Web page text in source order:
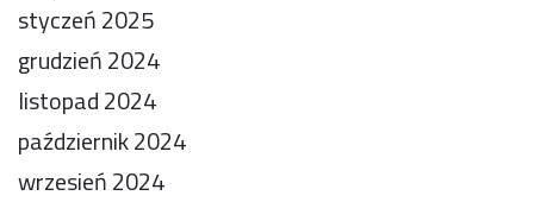
styczeń 2025
grudzień 2024
listopad 2024
październik 2024
wrzesień 2024